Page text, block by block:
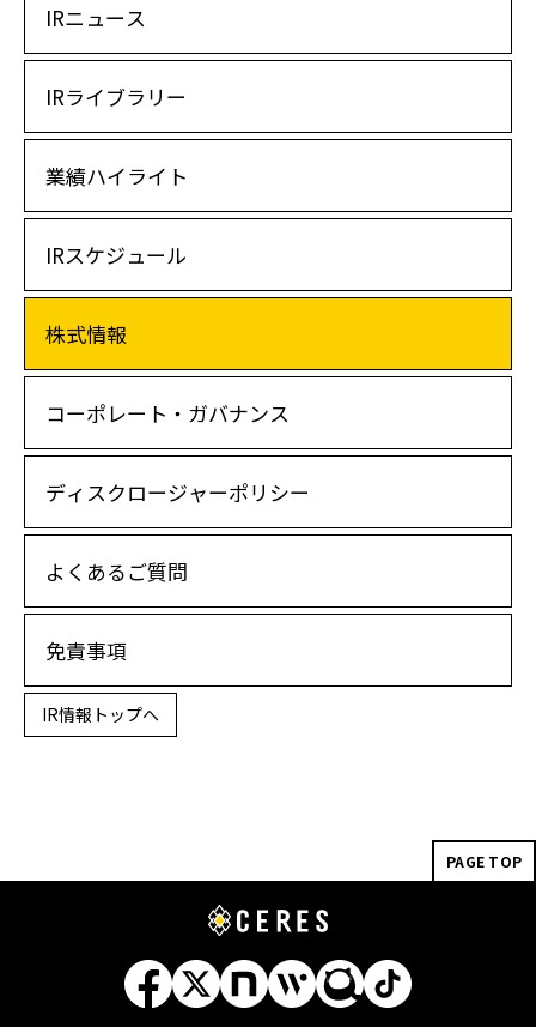
IRニュース
IRライブラリー
業績ハイライト
IRスケジュール
株式情報
コーポレート・ガバナンス
ディスクロージャーポリシー
よくあるご質問
免責事項
IR情報トップへ
PAGE TOP